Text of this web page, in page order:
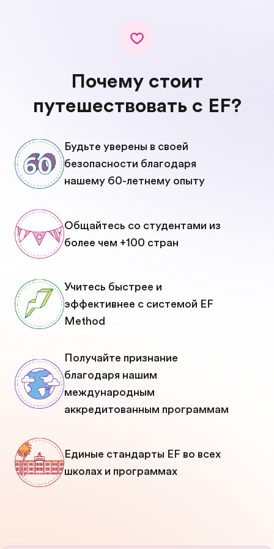
Почему стоит
путешествовать с EF?
Будьте уверены в своей
безопасности благодаря
нашему 60-летнему опыту
Общайтесь со студентами из
более чем +100 стран
Учитесь быстрее и
эффективнее с системой EF
Method
Получайте признание
благодаря нашим
международным
аккредитованным программам
Единые стандарты EF во всех
школах и программах